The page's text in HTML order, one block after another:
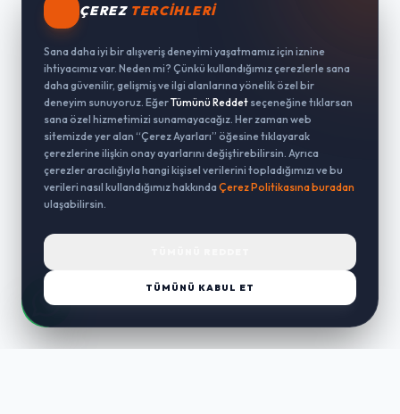
ÇEREZ TERCIHLERI
Sana daha iyi bir alışveriş deneyimi yaşatmamız için iznine
ihtiyacımız var. Neden mi? Çünkü kullandığımız çerezlerle sana
daha güvenilir, gelişmiş ve ilgi alanlarına yönelik özel bir
deneyim sunuyoruz. EğerTümünü Reddet seçeneğine tıklarsan
sana özel hizmetimizi sunamayacağız. Her zaman web
sitemizde yer alan “Çerez Ayarları” öğesine tıklayarak
çerezlerine ilişkin onay ayarlarını değiştirebilirsin. Ayrıca
çerezler aracılığıyla hangi kişisel verilerini topladığımızı ve bu
verileri nasıl kullandığımız hakkında Çerez Politikasına buradan
ulaşabilirsin.
TÜMÜNÜ KABUL ET